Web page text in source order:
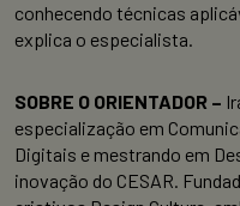
conhecendo técnicas
explica o especialista.
SOBRE O ORIENTADOR –
especialização em
Digitais e mestrando em
inovação do CESAR.